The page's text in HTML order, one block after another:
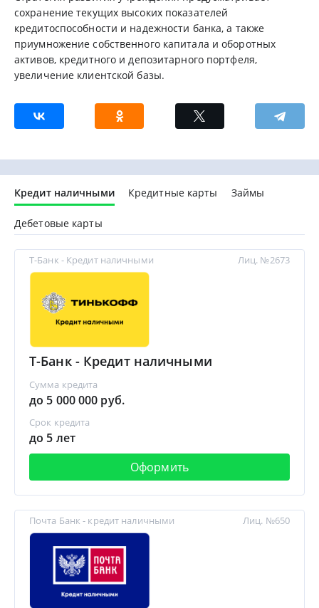
сохранение текущих высоких показателей
кредитоспособности и надежности банка, а также
приумножение собственного капитала и оборотных
активов, кредитного и депозитарного портфеля,
увеличение клиентской базы.
Кредит наличными Кредитные карты Займы
Дебетовые карты
Т-Банк - Кредит наличными
Т-Банк - Кредит наличными
Сумма кредита
до 5 000 000 руб.
Срок кредита
до 5 лет
Оформить
Лиц. №2673
Почта Банк - кредит наличными Лиц. №650